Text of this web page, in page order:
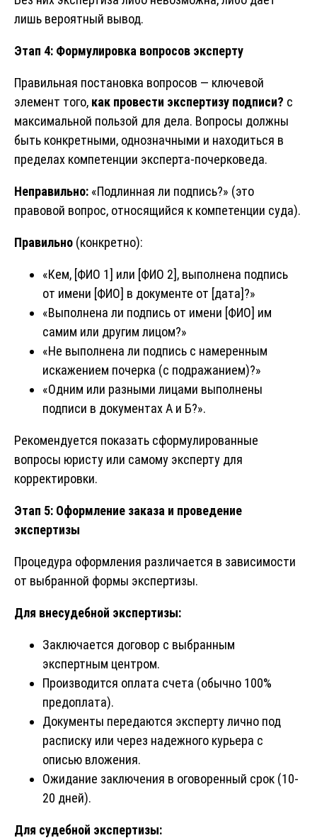
лишь вероятный вывод.
Этап 4: Формулировка вопросов эксперту
Правильная постановка вопросов — ключевой
элемент того, как провести экспертизу подписи? с
максимальной пользой для дела. Вопросы должны
быть конкретными, однозначными и находиться в
пределах компетенции эксперта-почерковеда.
Неправильно: «Подлинная ли подпись?» (это
правовой вопрос, относящийся к компетенции суда).
Правильно (конкретно):
«Кем, [ФИО 1] или [ФИО 2], выполнена подпись
от имени [ФИО] в документе от [дата]?»
«Выполнена ли подпись от имени [ФИО] им
самим или другим лицом?»
«Не выполнена ли подпись с намеренным
искажением почерка (с подражанием)?»
«Одним или разными лицами выполнены
подписи в документах А и Б?».
Рекомендуется показать сформулированные
вопросы юристу или самому эксперту для
корректировки.
Этап 5: Оформление заказа и проведение
экспертизы
Процедура оформления различается в зависимости
от выбранной формы экспертизы.
Для внесудебной экспертизы:
Заключается договор с выбранным
экспертным центром.
Производится оплата счета (обычно 100%
предоплата).
Документы передаются эксперту лично под
расписку или через надежного курьера с
описью вложения.
Ожидание заключения в оговоренный срок (10-
20 дней).
Для судебной экспертизы: